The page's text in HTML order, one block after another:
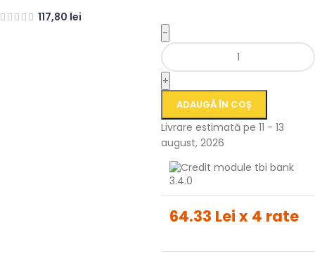
117,80 lei
-
+
ADAUGĂ ÎN COȘ
Livrare estimată pe 11 - 13
august, 2026
64.33 Lei x 4 rate